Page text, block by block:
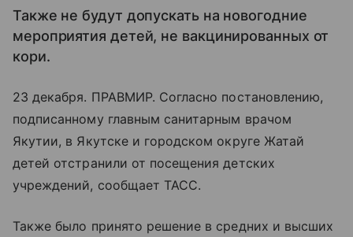
Также не будут допускать на новогодние
мероприятия детей, не вакцинированных от
кори.
23 декабря. ПРАВМИР. Согласно постановлению,
подписанному главным санитарным врачом
Якутии, в Якутске и городском округе Жатай
детей отстранили от посещения детских
учреждений, сообщает ТАСС.
Также было принято решение в средних и высших